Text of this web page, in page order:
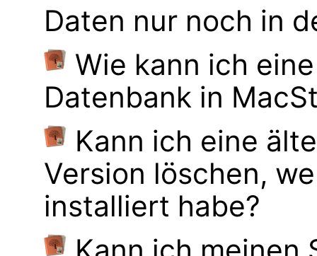
Daten nur noch in
Wie kann ich
Datenbank in
Kann ich eine
Version löschen,
installiert habe?